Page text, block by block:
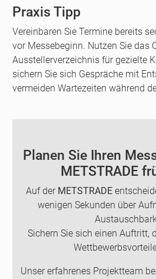
Praxis Tipp
Vereinbaren Sie Termine bereits
vor Messebeginn. Nutzen Sie das
Ausstellerverzeichnis für gezielte
sichern Sie sich Gespräche mit
vermeiden Wartezeiten während
Planen Sie Ihren
METSTRADE
Auf der METSTRADE
wenigen Sekunden über
Sichern Sie sich einen Auftritt,
Unser erfahrenes Projektteam